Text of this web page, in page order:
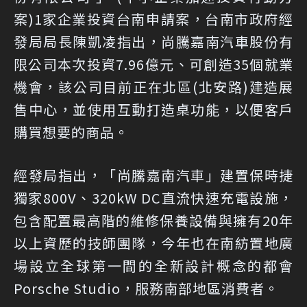
案)1家企業投資台南申請案，台南市政府經
發局局長陳凱凌指出，尚騰嘉南汽車股份有
限公司本次投資7.96億元、可創造35個就業
機會，該公司目前正在北區(北安路)建造展
售中心，並使用互動打造桌功能，以便客戶
購買想要的商品。
經發局指出，「尚騰嘉南汽車」建置保時捷
獨家800V、320kW DC直流快速充電設施，
包含配置最高階的維修保養設備與擁有20年
以上資歷的技師團隊，今年也在南紡置地廣
場設立全球第一間的全新設計概念的都會
Porsche Studio，服務南部地區消費者。